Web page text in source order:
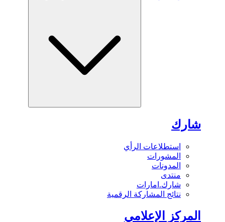
شارك
استطلاعات الرأي
المشورات
المدونات
منتدى
شارك.امارات
نتائج المشاركة الرقمية
المركز الإعلامي